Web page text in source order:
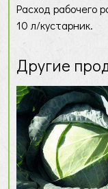
Расход рабочего
10 л/кустарник.
Другие